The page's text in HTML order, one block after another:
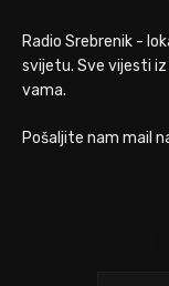
Radio Srebrenik -
svijetu. Sve vijesti iz
vama.
Pošaljite nam mail